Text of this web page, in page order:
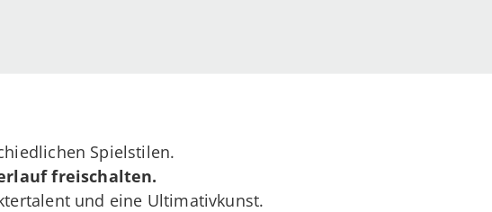
Spielstilen.
freischalten.
und eine Ultimativkunst.